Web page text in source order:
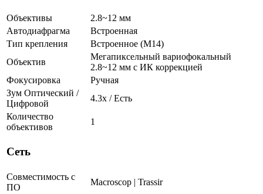
Объективы
2.8~12 мм
Автодиафрагма
Встроенная
Тип крепления
Встроенное (М14)
Объектив
Мегапиксельный вариофокальный
2.8~12 мм c ИК коррекцией
Фокусировка
Ручная
Зум Оптический /
Цифровой
4.3х / Есть
Количество
объективов
1
Сеть
Совместимость с
ПО
Macroscop | Trassir